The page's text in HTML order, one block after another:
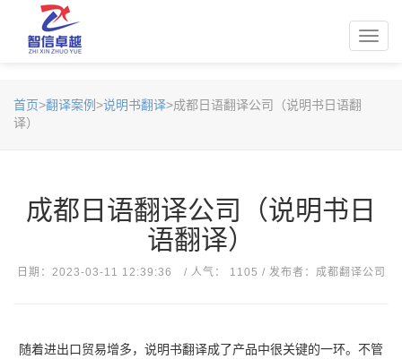
首页>翻译案例>说明书翻译>成都日语翻译公司（说明书日语翻
译）
成都日语翻译公司（说明书日
语翻译）
日期：2023-03-11 12:39:36 / 人气： 1105 / 发布者：成都翻译公司
随着进出口贸易增多，说明书翻译成了产品中很关键的一环。不管